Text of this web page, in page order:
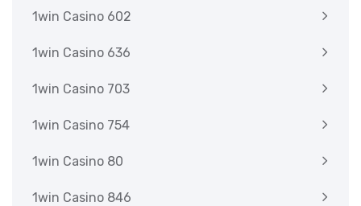
1win Casino 602
1win Casino 636
1win Casino 703
1win Casino 754
1win Casino 80
1win Casino 846